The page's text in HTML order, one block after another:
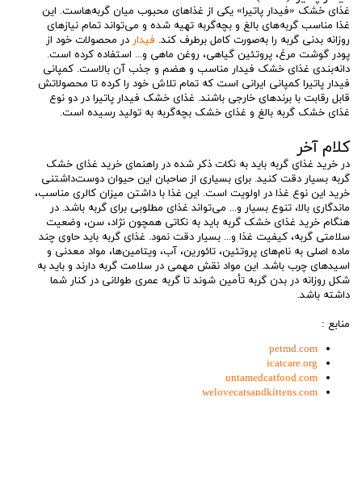
غذای خشک «فیدار پاتیرا» یکی از غذاهای محبوب میان گربه‌هاست. این
غذا مناسب گربه‌های بالغ و بچه‌گربه تهیه شده و می‌تواند تمام نیازهای
روزانه بدنی گربه را به‌صورت کامل برطرف کند. فیدار در محصولات خود از
پودر گوشت مرغ، پروتئین گیاهی، روغن ماهی و... استفاده کرده است.
دانه‌بندی غذای خشک فیدار مناسب و هضم و جذب آن بالاست. کمپانی
فیدار پاتیرا کمپانی ایرانی است که تمام تلاش خود را کرده تا محصولاتش
قابل ‌رقابت با برندهای خارجی باشند. غذای خشک فیدار پاتیرا در دو نوع
غذای خشک گربه بالغ و غذای خشک بچه‌گربه به تولید رسیده است.
کلام آخر
در خرید غذای گربه باید به نکات ذکر شده در راهنمای خرید غذای خشک
گربه بسیار دقت کنید. برای بسیاری از صاحبان این حیوان دوست‌داشتنی
خرید این نوع غذا در اولویت است. این غذا با داشتن میزان کالری مناسب،
ماندگاری بالا، تنوع بسیار و... می‌تواند غذای مطلوبی برای گربه باشد. در
هنگام خرید غذای خشک گربه باید به نکاتی همچون نژاد، سن، وضعیت
سلامتی گربه، کیفیت غذا و... بسیار دقت نمود. غذای گربه باید حاوی چند
ماده اصلی به نام‌های پروتئین، تائورین، آب، ویتامین‌ها، مواد معدنی و
اسیدهای چرب باشد. این مواد نقش مهمی در سلامت گربه دارند و باید به
شکل روزانه در بدن گربه تأمین شوند تا گربه عمری طولانی در کنار شما
داشته باشد.
منابع :
petmd.com
icatcare.org
untamedcatfood.com
welovecatsandkittens.com